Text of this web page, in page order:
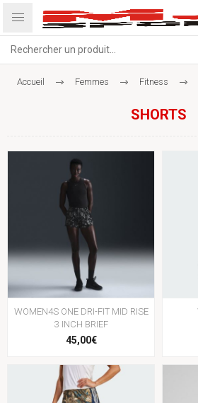
Accueil Femmes Fitness
SHORTS
WOMEN4S ONE DRI-FIT MID RISE
3 INCH BRIEF
45,00€